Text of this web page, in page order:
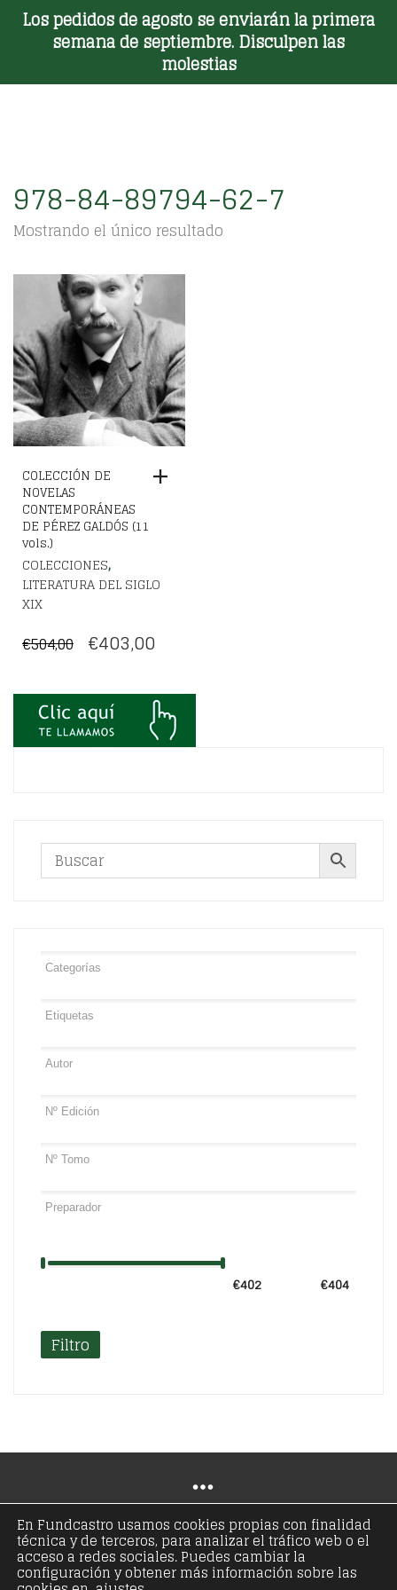
Los pedidos de agosto se enviarán la primera
semana de septiembre. Disculpen las
molestias
Toggle Menu
978-84-89794-62-7
Mostrando el único resultado
COLECCIÓN DE
NOVELAS
CONTEMPORÁNEAS
DE PÉREZ GALDÓS (11
vols.)
COLECCIONES,
LITERATURA DEL SIGLO
XIX
€504,00 EL
ORIGINAL
ERA:
€504,00.
€403,00
ACTUAL
ES:
€403,00.
€402 €404
Filtro
© Copyright 2021 - Fundación José Antonio de
Castro - Todos los derechos reservados
En Fundcastro usamos cookies propias con finalidad
técnica y de terceros, para analizar el tráfico web o el
acceso a redes sociales. Puedes cambiar la
configuración y obtener más información sobre las